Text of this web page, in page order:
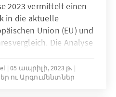
2023 vermittelt einen
in die aktuelle
Union (EU) und
Die Analyse
in den Bereichen
05 ապրիլի, 2023 թ.
ու Արգումենտներ